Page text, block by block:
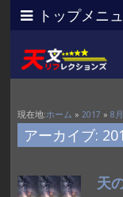
トップメニ
現在地:ホーム » 2017 » 8月
アーカイブ:
天